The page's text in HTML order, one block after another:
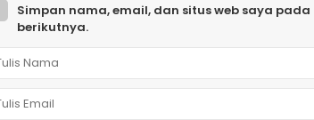
Simpan nama, email, dan situs web saya
berikutnya.